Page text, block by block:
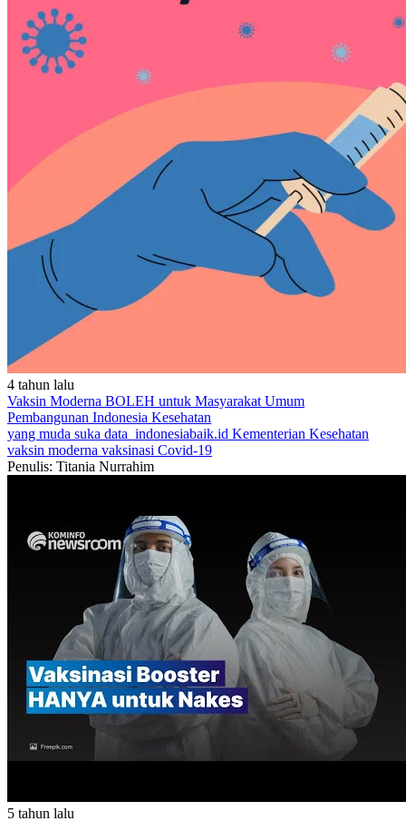
4 tahun lalu
Vaksin Moderna BOLEH untuk Masyarakat Umum
Pembangunan Indonesia Kesehatan
yang muda suka data indonesiabaik.id Kementerian Kesehatan
vaksin moderna vaksinasi Covid-19
Penulis: Titania Nurrahim
5 tahun lalu